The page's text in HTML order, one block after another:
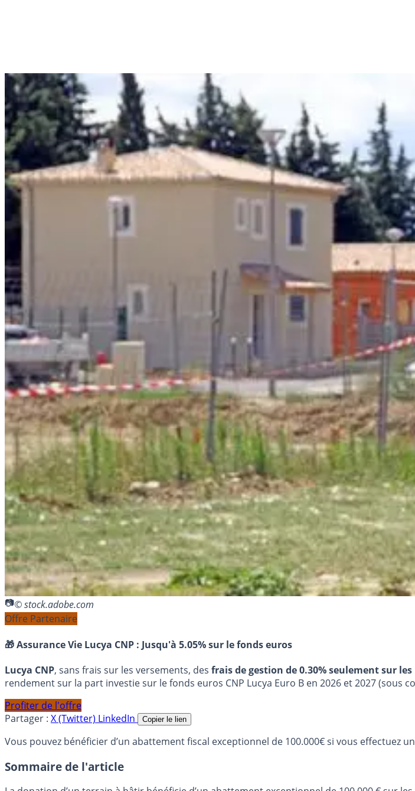
© stock.adobe.com
Offre Partenaire
🎁 Assurance Vie Lucya CNP : Jusqu'à 5.05% sur le fonds euros
Lucya CNP, sans frais sur les versements, des frais de gestion de 0.30% seulement sur
rendement sur la part investie sur le fonds euros CNP Lucya Euro B en 2026 et 2027 (sous
Profiter de l'offre
Partager : X (Twitter) LinkedIn Copier le lien
Vous pouvez bénéficier d’un abattement fiscal exceptionnel de 100.000€ si vous
Sommaire de l'article